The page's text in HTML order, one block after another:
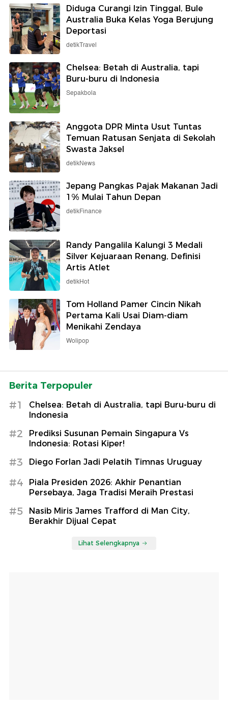
Diduga Curangi Izin Tinggal, Bule
Australia Buka Kelas Yoga Berujung
Deportasi
detikTravel
Chelsea: Betah di Australia, tapi
Buru-buru di Indonesia
Sepakbola
Anggota DPR Minta Usut Tuntas
Temuan Ratusan Senjata di Sekolah
Swasta Jaksel
detikNews
Jepang Pangkas Pajak Makanan Jadi
1% Mulai Tahun Depan
detikFinance
Randy Pangalila Kalungi 3 Medali
Silver Kejuaraan Renang, Definisi
Artis Atlet
detikHot
Tom Holland Pamer Cincin Nikah
Pertama Kali Usai Diam-diam
Menikahi Zendaya
Wolipop
Berita Terpopuler
#1
Chelsea: Betah di Australia, tapi Buru-buru di
Indonesia
#2
Prediksi Susunan Pemain Singapura Vs
Indonesia: Rotasi Kiper!
#3 Diego Forlan Jadi Pelatih Timnas Uruguay
#4
Piala Presiden 2026: Akhir Penantian
Persebaya, Jaga Tradisi Meraih Prestasi
#5
Nasib Miris James Trafford di Man City,
Berakhir Dijual Cepat
Lihat Selengkapnya